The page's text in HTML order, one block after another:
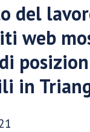
del
web
in